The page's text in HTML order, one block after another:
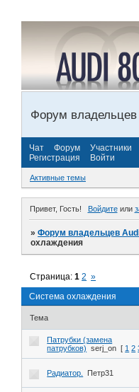
Форум владельцев
Чат Форум Участники
Регистрация
Войти
Активные темы
Привет, Гость! Войдитеили
»Форум владельцев
охлаждения
Система охлаждения
Страница:1 2 »
Тема
Патрубки (замена
патрубков)
serj_on [ 1 2
Радиатор. Петр31